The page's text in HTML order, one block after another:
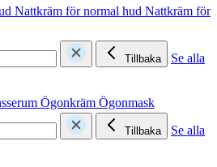
Nattkräm för normal hud Nattkräm för
Tillbaka
Se alla
Ögonkräm Ögonmask
Tillbaka
Se alla